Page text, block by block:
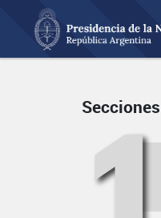
Secciones